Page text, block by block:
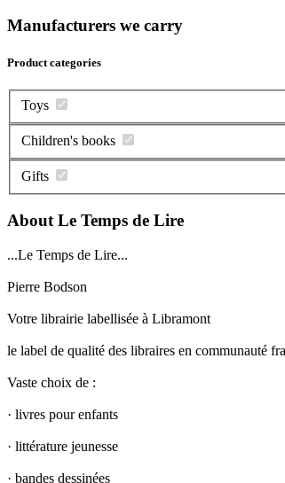
Manufacturers we carry
Product categories
Toys
Children's books
Gifts
About Le Temps de Lire
...Le Temps de Lire...
Pierre Bodson
Votre librairie labellisée à Libramont
le label de qualité des libraires en communauté
Vaste choix de :
· livres pour enfants
· littérature jeunesse
· bandes dessinées